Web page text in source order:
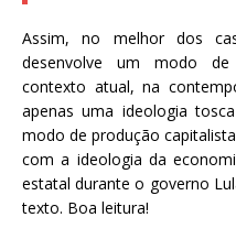
Assim, no melhor dos
desenvolve um modo de
contexto atual, na
apenas uma ideologia
modo de produção
com a ideologia da
estatal durante o governo
texto. Boa leitura!